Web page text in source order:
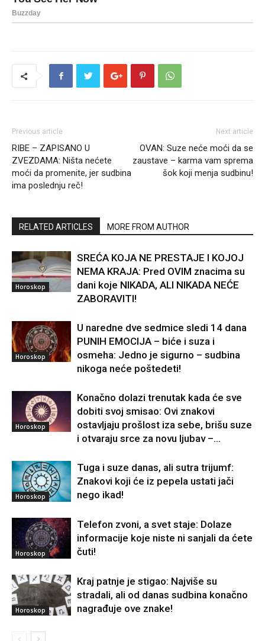
Previous article
RIBE – ZAPISANO U
ZVEZDAMA: Ništa nećete
moći da promenite, jer sudbina
ima poslednju reč!
Next article
OVAN: Suze neće moći da se
zaustave – karma vam sprema
šok koji menja sudbinu!
RELATED ARTICLES MORE FROM AUTHOR
Horoskop
SREĆA KOJA NE PRESTAJE I KOJOJ
NEMA KRAJA: Pred OVIM znacima su
dani koje NIKADA, ALI NIKADA NEĆE
ZABORAVITI!
Horoskop
U naredne dve sedmice sledi 14 dana
PUNIH EMOCIJA – biće i suza i
osmeha: Jedno je sigurno – sudbina
nikoga neće poštedeti!
Horoskop
Konačno dolazi trenutak kada će sve
dobiti svoj smisao: Ovi znakovi
ostavljaju prošlost iza sebe, brišu suze
i otvaraju srce za novu ljubav –...
Horoskop
Tuga i suze danas, ali sutra trijumf:
Znakovi koji će iz pepela ustati jači
nego ikad!
Horoskop
Telefon zvoni, a svet staje: Dolaze
informacije koje niste ni sanjali da ćete
čuti!
Horoskop
Kraj patnje je stigao: Najviše su
stradali, ali od danas sudbina konačno
nagrađuje ove znake!